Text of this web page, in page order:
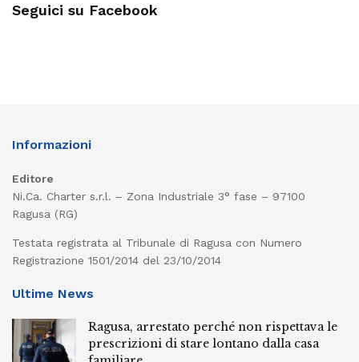
Seguici su Facebook
Informazioni
Editore
Ni.Ca. Charter s.r.l. – Zona Industriale 3° fase – 97100
Ragusa (RG)
Testata registrata al Tribunale di Ragusa con Numero
Registrazione 1501/2014 del 23/10/2014
Ultime News
Ragusa, arrestato perché non rispettava le
prescrizioni di stare lontano dalla casa